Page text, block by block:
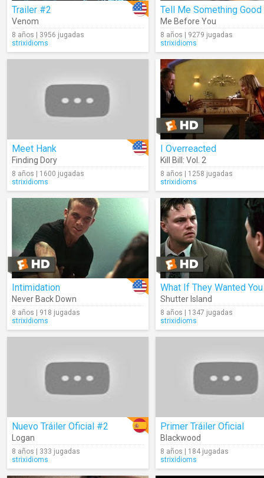
Trailer #2
Venom
8 años | 3956 jugadas
strixidioms
Tell Me Something Good
Me Before You
8 años | 9279 jugadas
strixidioms
Meet Hank
Finding Dory
8 años | 1600 jugadas
strixidioms
I Overreacted
Kill Bill: Vol. 2
8 años | 1258 jugadas
strixidioms
Intimidation
Never Back Down
8 años | 918 jugadas
strixidioms
Shutter Island
8 años | 1347 jugadas
strixidioms
Nuevo Tráiler Oficial #2
Logan
8 años | 333 jugadas
strixidioms
Primer Tráiler Oficial
Blackwood
8 años | 184 jugadas
strixidioms